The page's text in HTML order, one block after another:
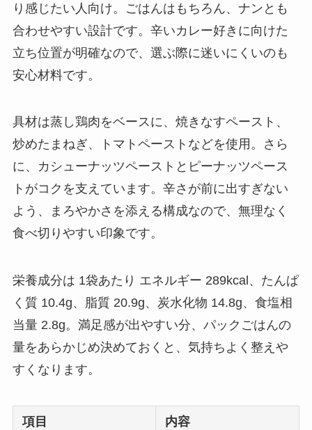
り感じたい人向け。ごはんはもちろん、ナンとも
合わせやすい設計です。辛いカレー好きに向けた
立ち位置が明確なので、選ぶ際に迷いにくいのも
安心材料です。
具材は蒸し鶏肉をベースに、焼きなすペースト、
炒めたまねぎ、トマトペーストなどを使用。さら
に、カシューナッツペーストとピーナッツペース
トがコクを支えています。辛さが前に出すぎない
よう、まろやかさを添える構成なので、無理なく
食べ切りやすい印象です。
栄養成分は 1袋あたり エネルギー 289kcal、たんぱ
く質 10.4g、脂質 20.9g、炭水化物 14.8g、食塩相
当量 2.8g。満足感が出やすい分、パックごはんの
量をあらかじめ決めておくと、気持ちよく整えや
すくなります。
項目 内容